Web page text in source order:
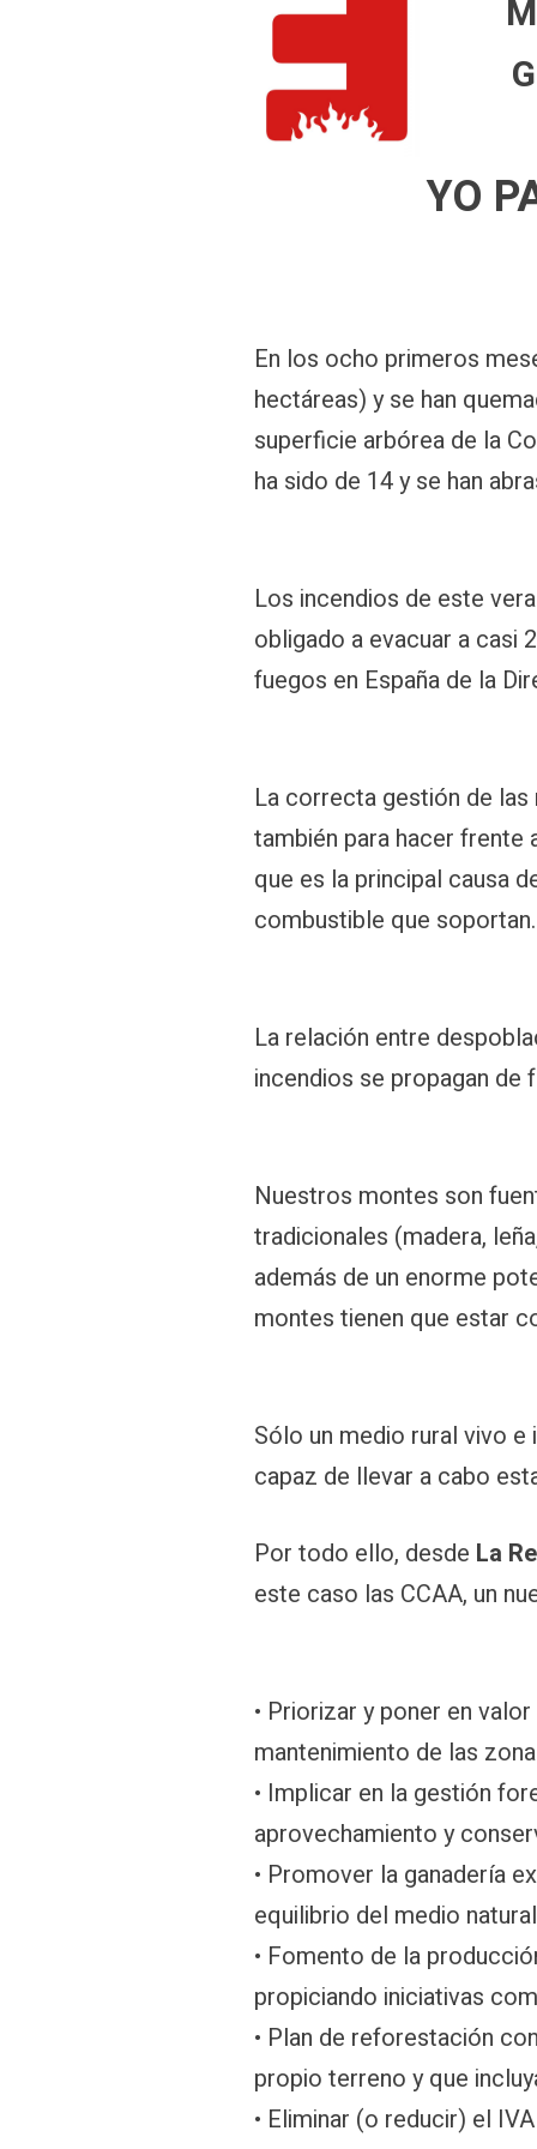
YO
En los ocho primeros
hectáreas) y se han
superficie arbórea de la
ha sido de 14 y se han
Los incendios de este
obligado a evacuar a casi
fuegos en España de la
La correcta gestión de
también para hacer
que es la principal causa
combustible que soportan.
La relación entre
incendios se propagan de
Nuestros montes son
tradicionales (madera,
además de un enorme
montes tienen que estar
Sólo un medio rural vivo
capaz de llevar a cabo
Por todo ello, desde La
este caso las CCAA, un
• Priorizar y poner en
mantenimiento de las
• Implicar en la gestión
aprovechamiento y
• Promover la ganadería
equilibrio del medio
• Fomento de la
propiciando iniciativas
• Plan de reforestación
propio terreno y que
• Eliminar (o reducir) el